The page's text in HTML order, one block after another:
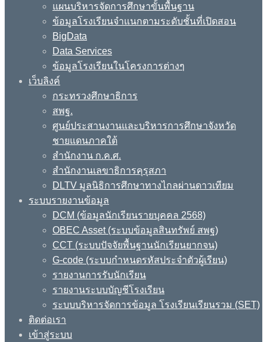
แผนบริหารจัดการศึกษาขั้นพื้นฐาน
ข้อมูลโรงเรียนจำแนกตามระดับชั้นที่เปิดสอน
BigData
Data Services
ข้อมูลโรงเรียนในโครงการต่างๆ
เว็บลิงค์
กระทรวงศึกษาธิการ
สพฐ.
ศูนย์ประสานงานและบริหารการศึกษาจังหวัด
ชายแดนภาคใต้
สำนักงาน ก.ค.ศ.
สำนักงานเลขาธิการคุรุสภา
DLTV มูลนิธิการศึกษาทางไกลผ่านดาวเทียม
ระบบรายงานข้อมูล
DCM (ข้อมูลนักเรียนรายบุคคล 2568)
OBEC Asset (ระบบข้อมูลสินทรัพย์ สพฐ)
CCT (ระบบปัจจัยพื้นฐานนักเรียนยากจน)
G-code (ระบบกำหนดรหัสประจำตัวผู้เรียน)
รายงานการรับนักเรียน
รายงานระบบบัญชีโรงเรียน
ระบบบริหารจัดการข้อมูล โรงเรียนเรียนรวม (SET)
ติดต่อเรา
เข้าสู่ระบบ